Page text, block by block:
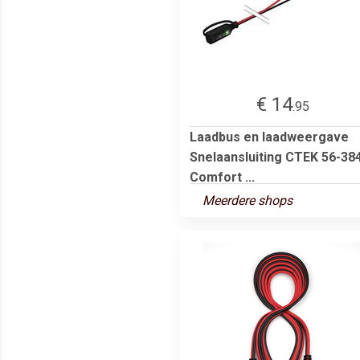
€ 14.95
Laadbus en laadweergave
Snelaansluiting CTEK 56-
Comfort ...
Meerdere shops